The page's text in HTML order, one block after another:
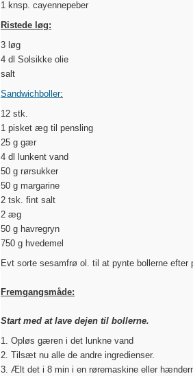
1 knsp. cayennepeber
Ristede løg:
3 løg
4 dl Solsikke olie
salt
Sandwichboller:
12 stk.
1 pisket æg til pensling
25 g gær
4 dl lunkent vand
50 g rørsukker
50 g margarine
2 tsk. fint salt
2 æg
50 g havregryn
750 g hvedemel
Evt sorte sesamfrø ol. til at pynte bollerne efter
Fremgangsmåde:
Start med at lave dejen til bollerne.
1. Opløs gæren i det lunkne vand
2. Tilsæt nu alle de andre ingredienser.
3. Ælt det i 8 min i en røremaskine eller